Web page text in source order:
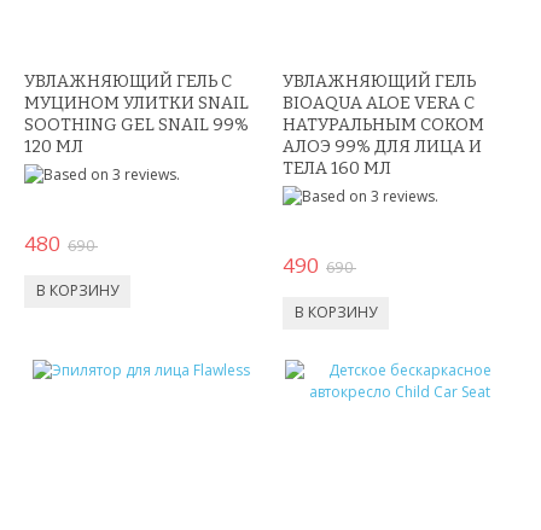
ЛАНЧ БОКСЫ ДЛЯ ЕДЫ
ДОЗАТОРЫ
КОНДИЦИОНЕРЫ И ВЕНТИЛЯТОРЫ
АВТОЭЛЕКТРОНИКА
УВЛАЖНЯЮЩИЙ ГЕЛЬ С
МУЦИНОМ УЛИТКИ SNAIL
SOOTHING GEL SNAIL 99%
120 МЛ
480 690
УВЛАЖНЯЮЩИЙ ГЕЛЬ
BIOAQUA ALOE VERA С
НАТУРАЛЬНЫМ СОКОМ
АЛОЭ 99% ДЛЯ ЛИЦА И
ТЕЛА 160 МЛ
490 690